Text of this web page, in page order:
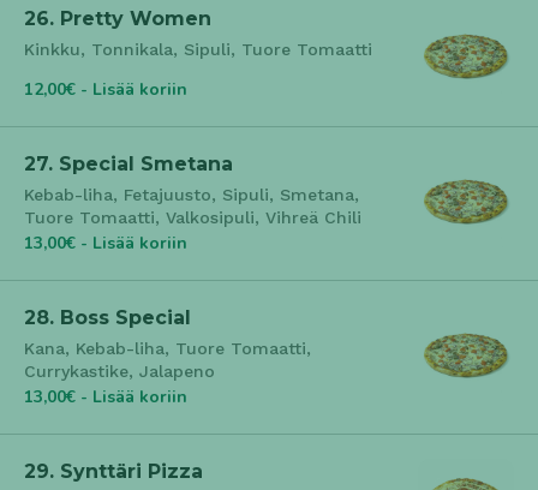
26. Pretty Women
Kinkku, Tonnikala, Sipuli, Tuore Tomaatti
12,00€ - Lisää koriin
27. Special Smetana
Kebab-liha, Fetajuusto, Sipuli, Smetana,
Tuore Tomaatti, Valkosipuli, Vihreä Chili
13,00€ - Lisää koriin
28. Boss Special
Kana, Kebab-liha, Tuore Tomaatti,
Currykastike, Jalapeno
13,00€ - Lisää koriin
29. Synttäri Pizza